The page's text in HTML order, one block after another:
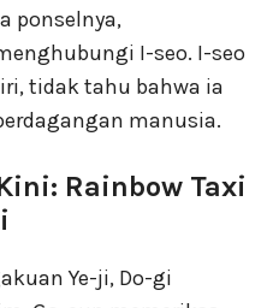
ponselnya,
I-seo. I-seo
tidak tahu bahwa ia
manusia.
Rainbow Taxi
Ye-ji, Do-gi